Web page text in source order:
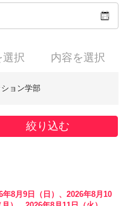
択 内容を選択
ョン学部
絞り込む
年8月9日（日）、2026年8月10